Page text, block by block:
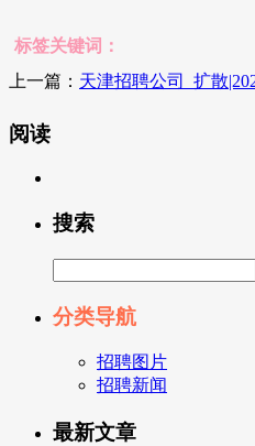
标签关键词：
上一篇： 天津招聘公司_扩散
阅读
搜索
分类导航
招聘图片
招聘新闻
最新文章